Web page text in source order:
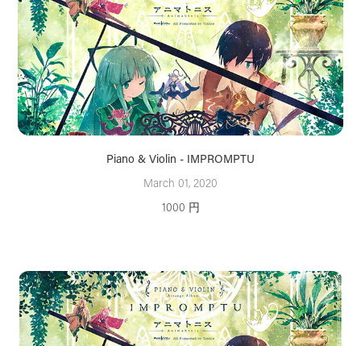
Piano & Violin - IMPROMPTU
March 01, 2020
1000 円